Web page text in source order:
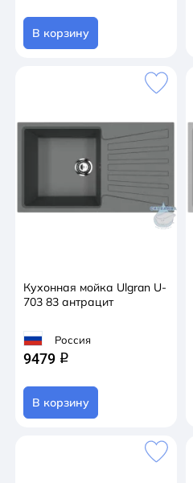
В корзину
Кухонная мойка Ulgran U-
703 83 антрацит
Россия
9479 q
В корзину